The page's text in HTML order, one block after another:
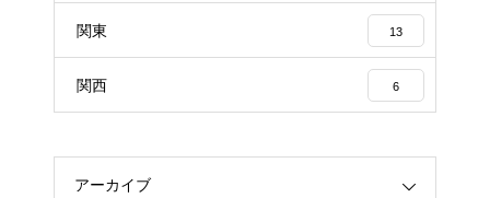
関東 13
関西 6
アーカイブ